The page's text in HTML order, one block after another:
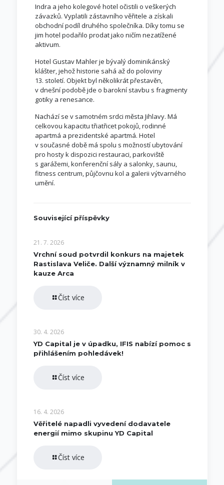
Indra a jeho kolegové hotel očistili o veškerých
závazků. Vyplatili zástavního věřitele a získali
obchodní podíl druhého společníka. Díky tomu se
jim hotel podařilo prodat jako ničím nezatížené
aktivum.
Hotel Gustav Mahler je bývalý dominikánský
klášter, jehož historie sahá až do poloviny
13. století. Objekt byl několikrát přestavěn,
v dnešní podobě jde o barokní stavbu s fragmenty
gotiky a renesance.
Nachází se v samotném srdci města Jihlavy. Má
celkovou kapacitu třiatřicet pokojů, rodinné
apartmá a prezidentské apartmá. Hotel
v současné době má spolu s možností ubytování
pro hosty k dispozici restauraci, parkoviště
s garážemi, konferenční sály a salonky, saunu,
fitness centrum, půjčovnu kol a galerii výtvarného
umění.
Související příspěvky
21. 7. 2026
Vrchní soud potvrdil konkurs na majetek
Rastislava Veliče. Další významný milník v
kauze Arca
Číst více
30. 4. 2026
YD Capital je v úpadku, IFIS nabízí pomoc s
přihlášením pohledávek!
Číst více
16. 4. 2026
Věřitelé napadli vyvedení dodavatele
energií mimo skupinu YD Capital
Číst více